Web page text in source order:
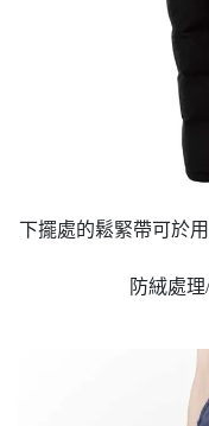
下擺處的鬆緊帶可於
防絨處